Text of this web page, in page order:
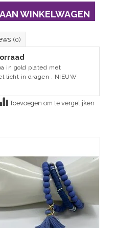
WINKELWAGEN
(0)
in gold plated met
licht in dragen . NIEUW
Toevoegen om te vergelijken